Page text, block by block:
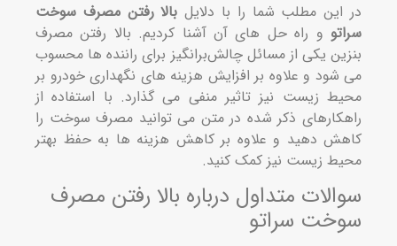
مطلب شما را با دلایل بالا رفتن مصرف سوخت
و راه حل های آن آشنا کردیم. بالا رفتن مصرف
یکی از مسائل چالش‌برانگیز برای راننده ها محسوب
و علاوه بر افزایش هزینه های نگهداری خودرو بر
زیست نیز تاثیر منفی می گذارد. با استفاده از
ذکر شده در متن می توانید مصرف سوخت را
دهید و علاوه بر کاهش هزینه ها به حفظ بهتر
زیست نیز کمک کنید.
متداول درباره بالا رفتن مصرف
سراتو